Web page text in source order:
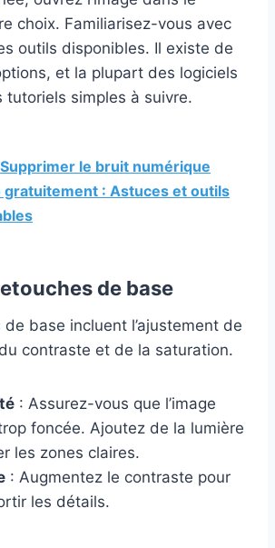
choix. Familiarisez-vous avec
outils disponibles. Il existe de
et la plupart des logiciels
tutoriels simples à suivre.
Supprimer le bruit numérique
gratuitement : Astuces et outils
de base
base incluent l’ajustement de
contraste et de la saturation.
: Assurez-vous que l’image
foncée. Ajoutez de la lumière
les zones claires.
: Augmentez le contraste pour
les détails.